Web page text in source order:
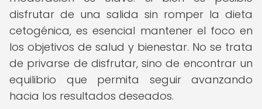
disfrutar de una salida sin romper la dieta
cetogénica, es esencial mantener el foco en
los objetivos de salud y bienestar. No se trata
de privarse de disfrutar, sino de encontrar un
equilibrio que permita seguir avanzando
hacia los resultados deseados.